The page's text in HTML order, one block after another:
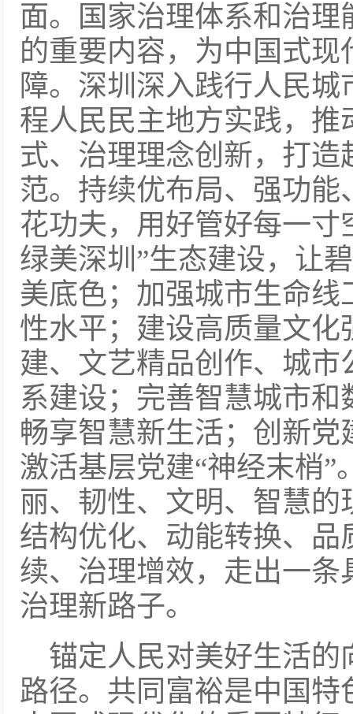
面。国家治理体系和治
的重要内容，为中国式
障。深圳深入践行人民
程人民民主地方实践，
式、治理理念创新，打
范。持续优布局、强功
花功夫，用好管好每一
绿美深圳”生态建设，让
美底色；加强城市生命
性水平；建设高质量文
建、文艺精品创作、城
系建设；完善智慧城市
畅享智慧新生活；创新
激活基层党建“神经末梢
丽、韧性、文明、智慧
结构优化、动能转换、
续、治理增效，走出一
治理新路子。
锚定人民对美好生活
路径。共同富裕是中国